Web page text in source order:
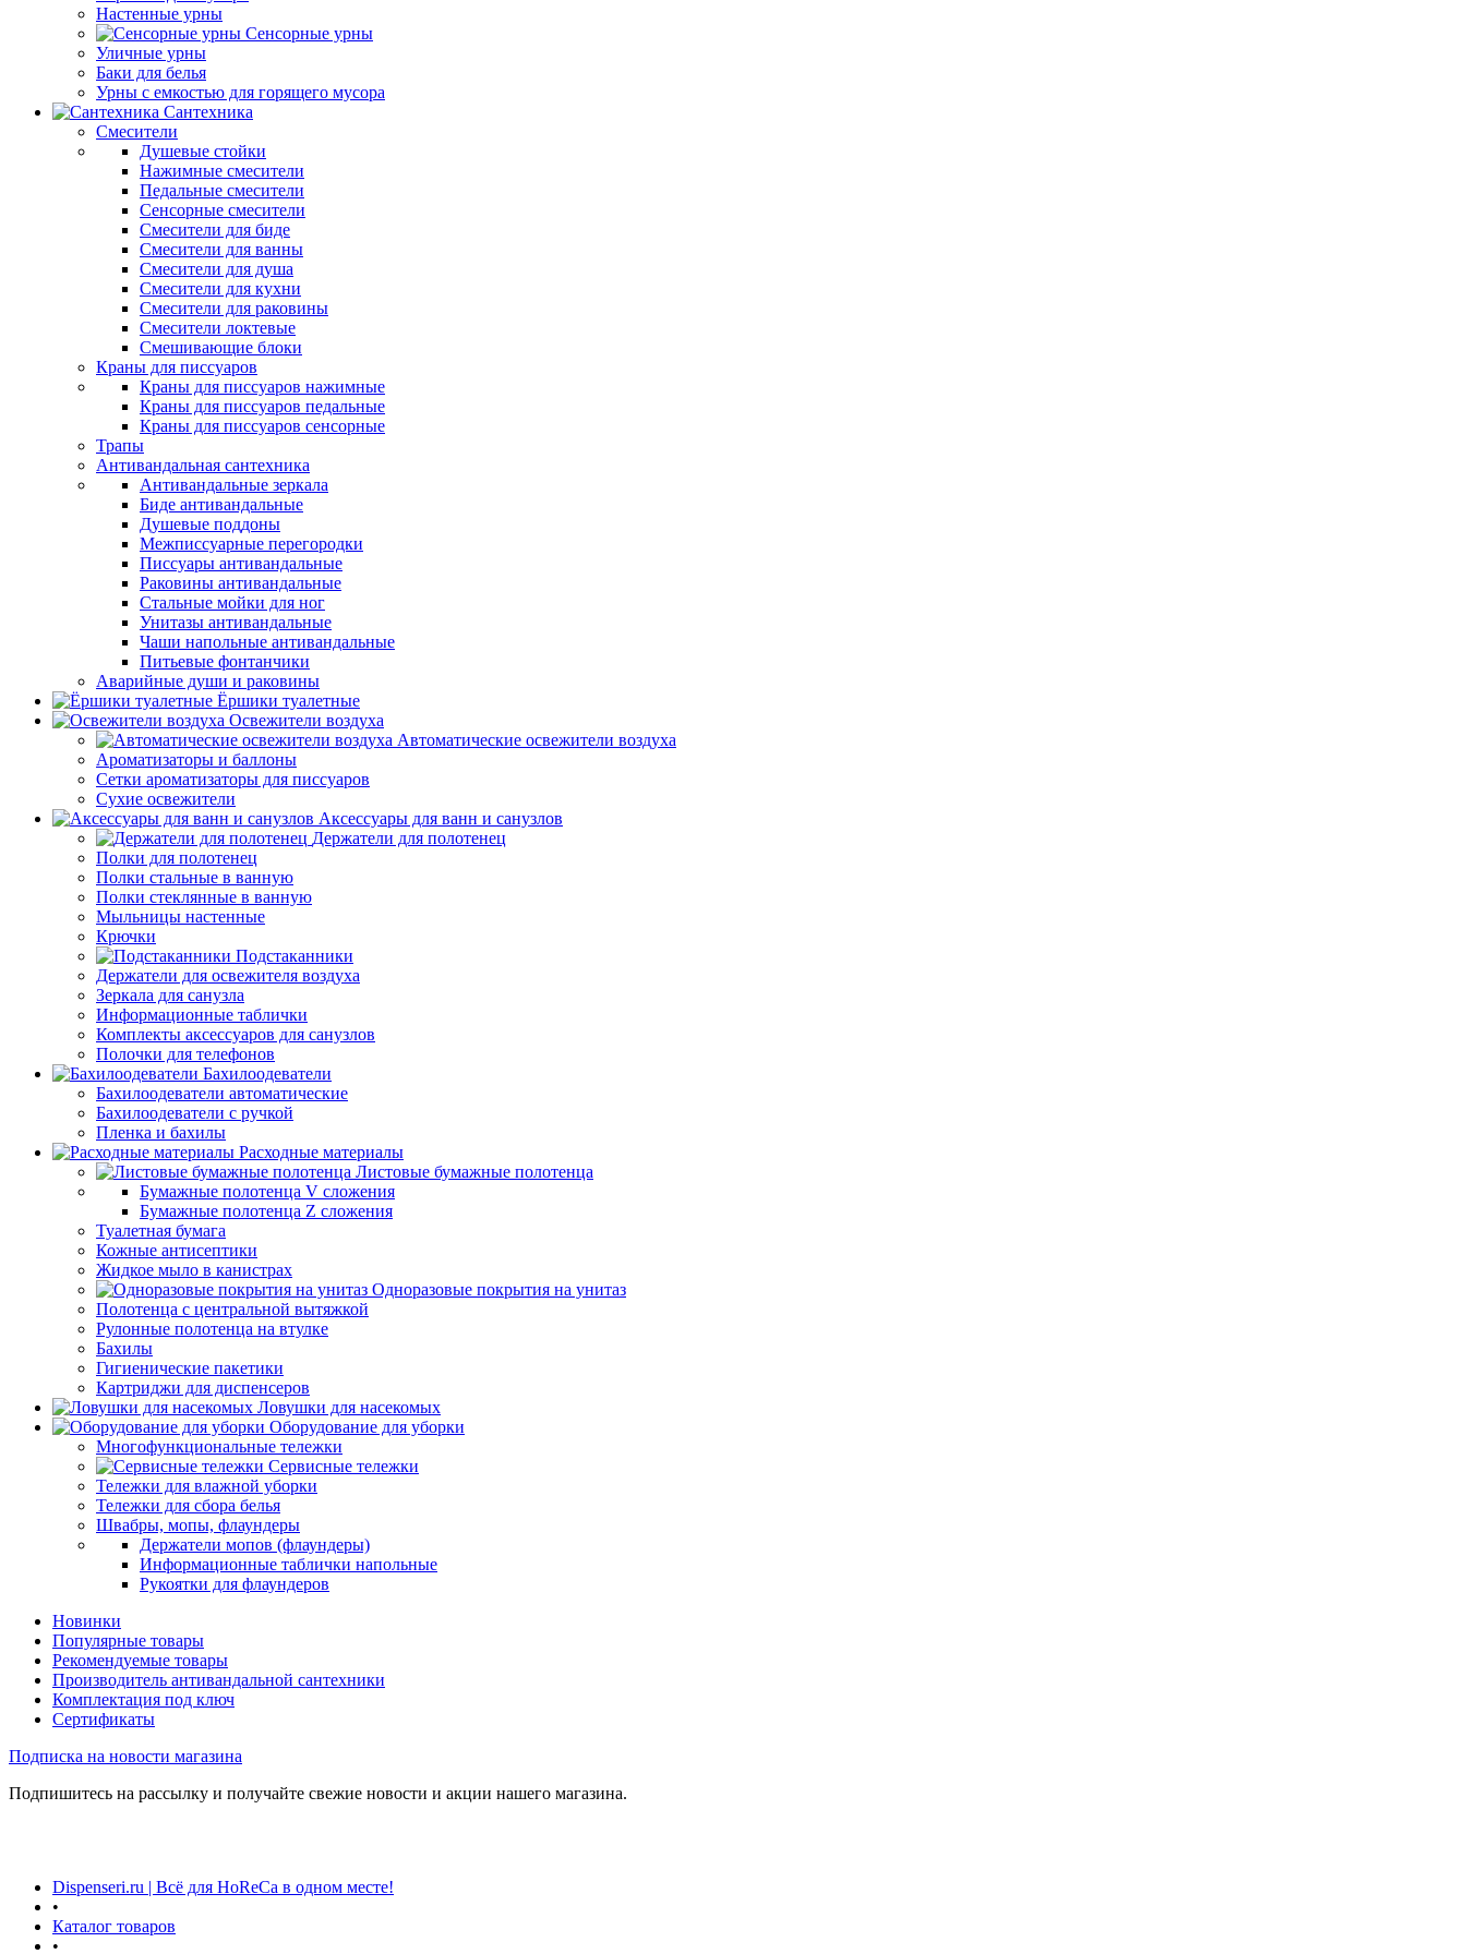
Настенные урны
Сенсорные урны
Уличные урны
Баки для белья
Урны с емкостью для горящего мусора
Сантехника
Смесители
Душевые стойки
Нажимные смесители
Педальные смесители
Сенсорные смесители
Смесители для биде
Смесители для ванны
Смесители для душа
Смесители для кухни
Смесители для раковины
Смесители локтевые
Смешивающие блоки
Краны для писсуаров
Краны для писсуаров нажимные
Краны для писсуаров педальные
Краны для писсуаров сенсорные
Трапы
Антивандальная сантехника
Антивандальные зеркала
Биде антивандальные
Душевые поддоны
Межписсуарные перегородки
Писсуары антивандальные
Раковины антивандальные
Стальные мойки для ног
Унитазы антивандальные
Чаши напольные антивандальные
Питьевые фонтанчики
Аварийные души и раковины
Ёршики туалетные
Освежители воздуха
Автоматические освежители воздуха
Ароматизаторы и баллоны
Сетки ароматизаторы для писсуаров
Сухие освежители
Аксессуары для ванн и санузлов
Держатели для полотенец
Полки для полотенец
Полки стальные в ванную
Полки стеклянные в ванную
Мыльницы настенные
Крючки
Подстаканники
Держатели для освежителя воздуха
Зеркала для санузла
Информационные таблички
Комплекты аксессуаров для санузлов
Полочки для телефонов
Бахилоодеватели
Бахилоодеватели автоматические
Бахилоодеватели с ручкой
Пленка и бахилы
Расходные материалы
Листовые бумажные полотенца
Бумажные полотенца V сложения
Бумажные полотенца Z сложения
Туалетная бумага
Кожные антисептики
Жидкое мыло в канистрах
Одноразовые покрытия на унитаз
Полотенца с центральной вытяжкой
Рулонные полотенца на втулке
Бахилы
Гигиенические пакетики
Картриджи для диспенсеров
Ловушки для насекомых
Оборудование для уборки
Многофункциональные тележки
Сервисные тележки
Тележки для влажной уборки
Тележки для сбора белья
Швабры, мопы, флаундеры
Держатели мопов (флаундеры)
Информационные таблички напольные
Рукоятки для флаундеров
Новинки
Популярные товары
Рекомендуемые товары
Производитель антивандальной сантехники
Комплектация под ключ
Сертификаты
Подписка на новости магазина
Подпишитесь на рассылку и получайте свежие новости и акции нашего магазина.
Dispenseri.ru | Всё для HoReCa в одном месте!
•
Каталог товаров
•